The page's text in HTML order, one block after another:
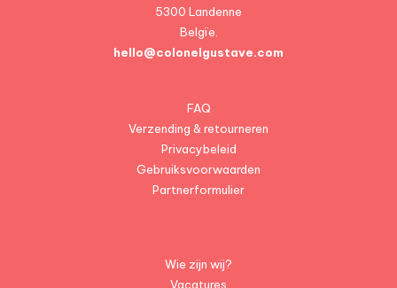
5300 Landenne
Belgïe.
hello@colonelgustave.com
FAQ
Verzending & retourneren
Privacybeleid
Gebruiksvoorwaarden
Partnerformulier
Wie zijn wij?
Vacatures